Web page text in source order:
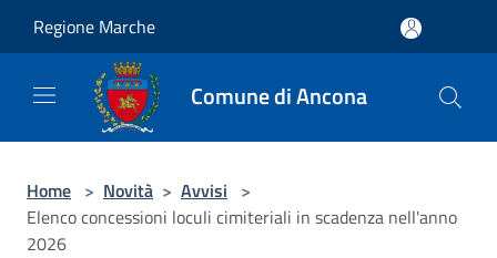
Regione Marche
Comune di Ancona
Home > Novità > Avvisi >
Elenco concessioni loculi cimiteriali in scadenza nell'anno
2026